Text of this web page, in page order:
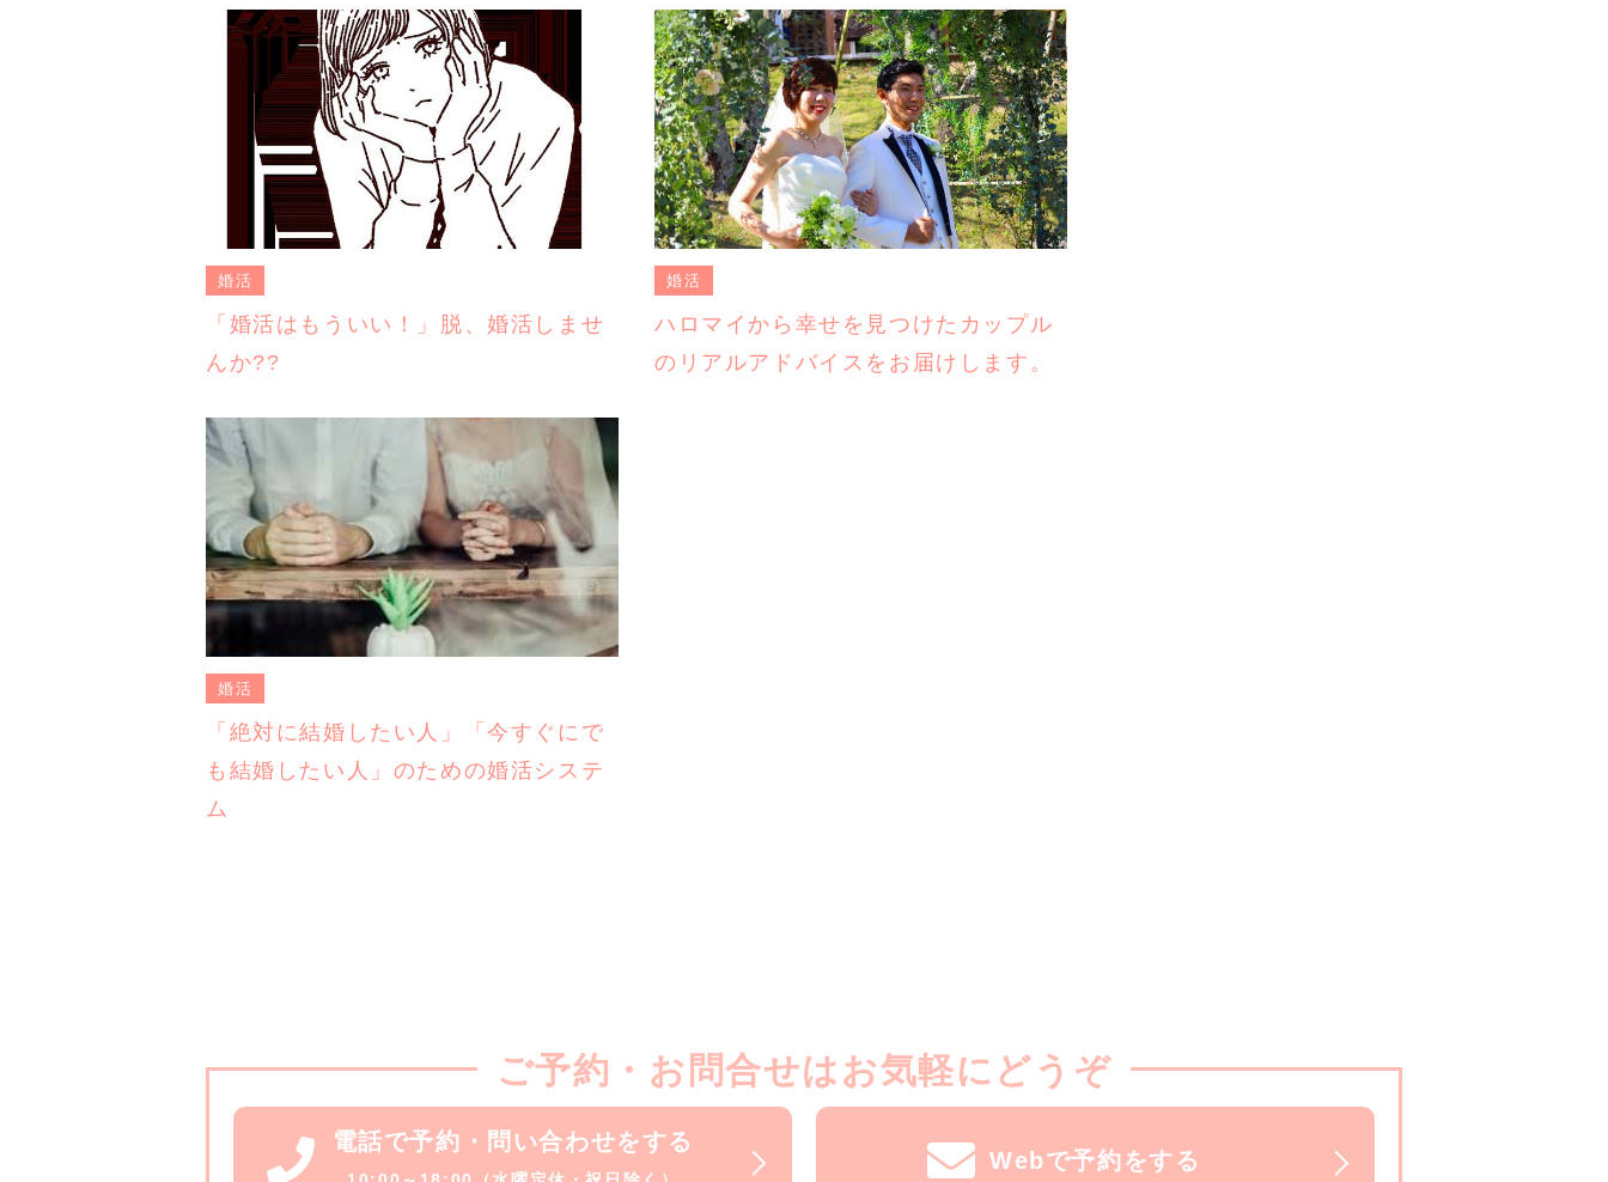
婚活
「婚活はもういい！」脱、婚活しませ
んか??
婚活
ハロマイから幸せを見つけたカップル
のリアルアドバイスをお届けします。
婚活
「絶対に結婚したい人」「今すぐにで
も結婚したい人」のための婚活システ
ム
ご予約・お問合せはお気軽にどうぞ
電話で予約・問い合わせをする
Webで予約をする